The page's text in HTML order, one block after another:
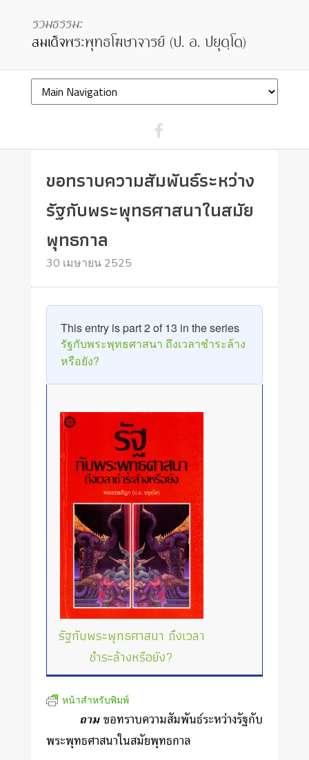
ขอทราบความสัมพันธ์ระหว่าง
รัฐกับพระพุทธศาสนาในสมัย
พุทธกาล
30 เมษายน 2525
This entry is part 2 of 13 in the series
รัฐกับพระพุทธศาสนา ถึงเวลาชำระล้าง
หรือยัง?
รัฐกับพระพุทธศาสนา ถึงเวลา
ชำระล้างหรือยัง?
หน้าสำหรับพิมพ์
ถามขอทราบความสัมพันธ์ระหว่างรัฐกับ
พระพุทธศาสนาในสมัยพุทธกาล